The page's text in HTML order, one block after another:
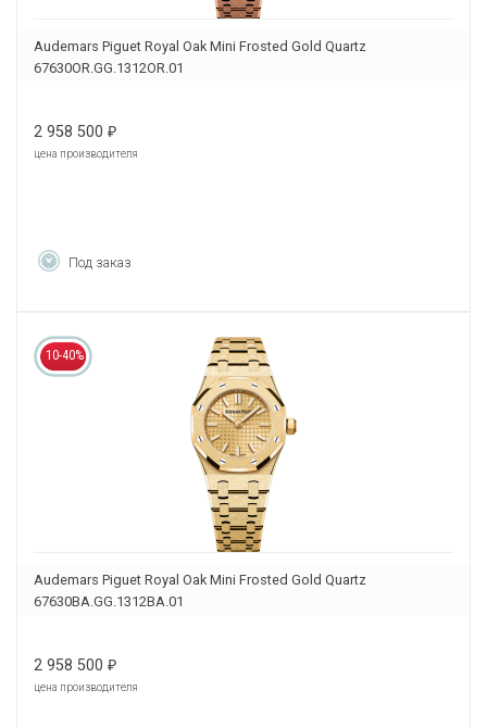
Audemars Piguet Royal Oak Mini Frosted Gold Quartz
67630OR.GG.1312OR.01
2 958 500 ₽
цена производителя
Под заказ
10-40%
Audemars Piguet Royal Oak Mini Frosted Gold Quartz
67630BA.GG.1312BA.01
2 958 500 ₽
цена производителя